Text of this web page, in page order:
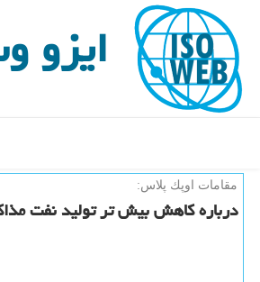
ایزو
مقامات اوپك پلاس:
درباره كاهش بیش تر تولید نفت